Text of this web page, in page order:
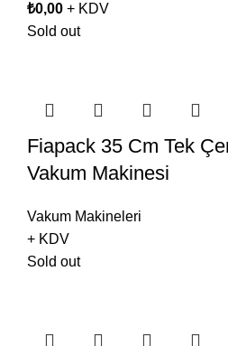
₺0,00 + KDV
Sold out
Fiapack 35 Cm Tek
Vakum Makinesi
Vakum Makineleri
+ KDV
Sold out